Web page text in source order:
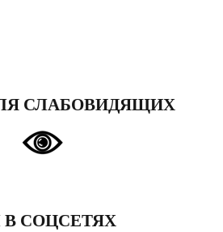
СЛАБОВИДЯЩИХ
СОЦСЕТЯХ